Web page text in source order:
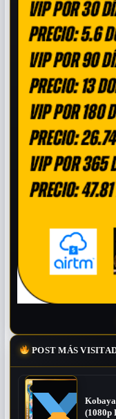
POST MÁS
(1080p